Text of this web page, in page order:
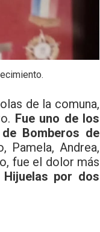
de la comuna,
Fue uno de los
Bomberos de
Pamela, Andrea,
fue el dolor más
por dos